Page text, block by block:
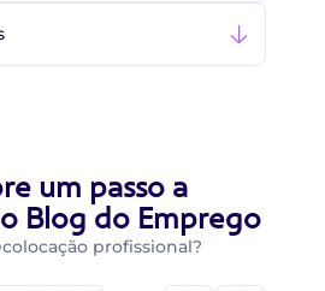
um passo a
Blog do Emprego
profissional?